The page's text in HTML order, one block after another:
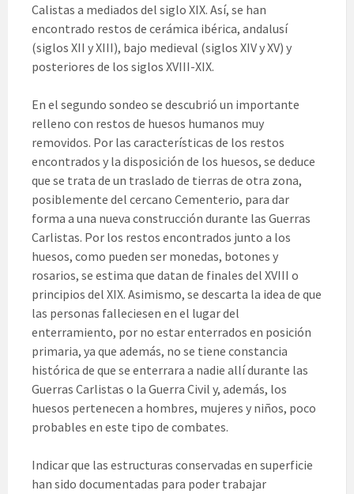
Calistas a mediados del siglo XIX. Así, se han
encontrado restos de cerámica ibérica, andalusí
(siglos XII y XIII), bajo medieval (siglos XIV y XV) y
posteriores de los siglos XVIII-XIX.
En el segundo sondeo se descubrió un importante
relleno con restos de huesos humanos muy
removidos. Por las características de los restos
encontrados y la disposición de los huesos, se deduce
que se trata de un traslado de tierras de otra zona,
posiblemente del cercano Cementerio, para dar
forma a una nueva construcción durante las Guerras
Carlistas. Por los restos encontrados junto a los
huesos, como pueden ser monedas, botones y
rosarios, se estima que datan de finales del XVIII o
principios del XIX. Asimismo, se descarta la idea de que
las personas falleciesen en el lugar del
enterramiento, por no estar enterrados en posición
primaria, ya que además, no se tiene constancia
histórica de que se enterrara a nadie allí durante las
Guerras Carlistas o la Guerra Civil y, además, los
huesos pertenecen a hombres, mujeres y niños, poco
probables en este tipo de combates.
Indicar que las estructuras conservadas en superficie
han sido documentadas para poder trabajar